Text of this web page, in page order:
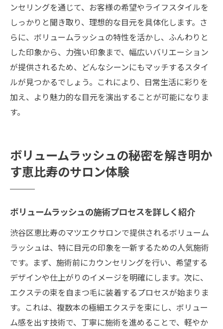
ンセリングを通じて、お客様の希望やライフスタイルを
しっかりと聞き取り、理想的な目元を具体化します。さ
らに、ボリュームラッシュの特性を活かし、ふんわりと
した印象から、力強い印象まで、幅広いバリエーション
が提供されるため、どんなシーンにもマッチするスタイ
ルが見つかるでしょう。これにより、日常生活に彩りを
加え、より魅力的な目元を演出することが可能になりま
す。
ボリュームラッシュの秘密を解き明か
す恵比寿のサロン体験
ボリュームラッシュの施術プロセスを詳しく紹介
渋谷区恵比寿のマツエクサロンで提供されるボリューム
ラッシュは、特に目元の印象を一新するための人気施術
です。まず、施術前にカウンセリングを行い、希望する
デザインや仕上がりのイメージを明確にします。次に、
エクステの束を自まつ毛に装着するプロセスが始まりま
す。これは、複数本の極細エクステを束にし、ボリュー
ム感を出す技術で、丁寧に施術を進めることで、軽やか